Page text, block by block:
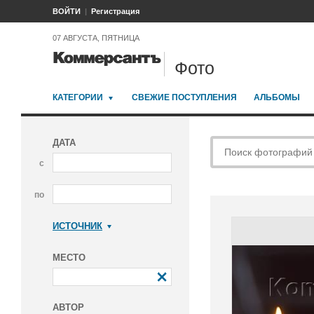
ВОЙТИ Регистрация
07 АВГУСТА, ПЯТНИЦА
Фото
КАТЕГОРИИ СВЕЖИЕ ПОСТУПЛЕНИЯ АЛЬБОМЫ
ДАТА
с
по
ИСТОЧНИК
МЕСТО
АВТОР